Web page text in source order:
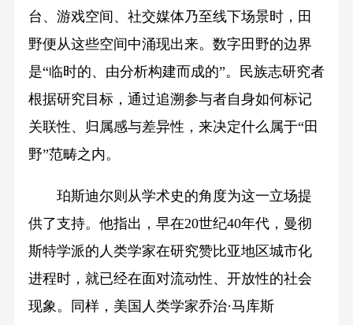
台、游戏空间、社交媒体乃至线下场景时，田
野便从这些空间中涌现出来。数字田野的边界
是“临时的、由分析构建而成的”。民族志研究者
根据研究目标，通过追溯参与者自身如何标记
关联性、归属感与差异性，来决定什么属于“田
野”范畴之内。
珀斯迪尔则从学术史的角度为这一立场提
供了支持。他指出，早在20世纪40年代，曼彻
斯特学派的人类学家在研究赞比亚地区城市化
进程时，就已经在面对流动性、开放性的社会
现象。同样，美国人类学家乔治·马库斯